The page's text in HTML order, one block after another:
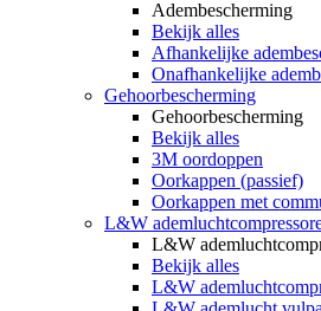
Adembescherming
Bekijk alles
Afhankelijke
Onafhankelijke
Gehoorbescherming
Gehoorbescherming
Bekijk alles
3M oordoppen
Oorkappen (passief)
Oorkappen met
L&W
L&W
Bekijk alles
L&W